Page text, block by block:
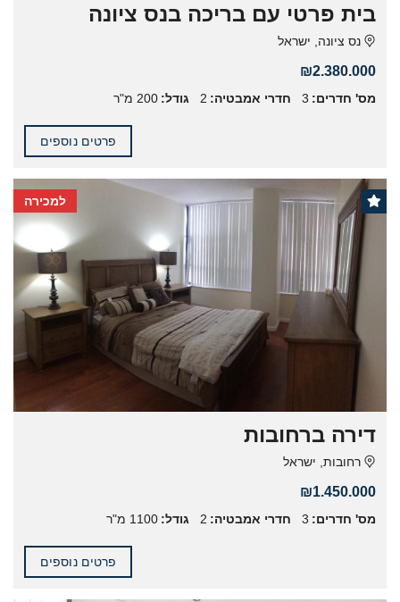
בית פרטי עם בריכה בנס ציונה
נס ציונה, ישראל
₪2.380.000
מס' חדרים: 3 חדרי אמבטיה: 2 גודל: 200 מ"ר
פרטים נוספים
למכירה
דירה ברחובות
רחובות, ישראל
₪1.450.000
מס' חדרים: 3 חדרי אמבטיה: 2 גודל: 1100 מ"ר
פרטים נוספים